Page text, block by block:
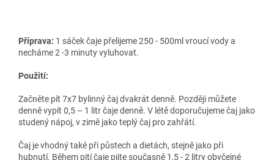
Příprava: 1 sáček čaje přelijeme 250 - 500ml vroucí vody a
necháme 2 -3 minuty vyluhovat.
Použití:
Začněte pít 7x7 bylinný čaj dvakrát denně. Později můžete
denně vypít 0,5 – 1 litr čaje denně. V létě doporučujeme čaj jako
studený nápoj, v zimě jako teplý čaj pro zahřátí.
Čaj je vhodný také při půstech a dietách, stejně jako při
hubnutí. Během pití čaje pijte současně 1,5 - 2 litry obyčejné